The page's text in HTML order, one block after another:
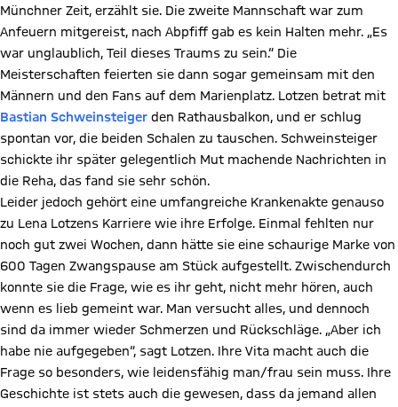
Münchner Zeit, erzählt sie. Die zweite Mannschaft war zum
Anfeuern mitgereist, nach Abpfiff gab es kein Halten mehr. „Es
war unglaublich, Teil dieses Traums zu sein.“ Die
Meisterschaften feierten sie dann sogar gemeinsam mit den
Männern und den Fans auf dem Marienplatz. Lotzen betrat mit
Bastian Schweinsteiger den Rathausbalkon, und er schlug
spontan vor, die beiden Schalen zu tauschen. Schweinsteiger
schickte ihr später gelegentlich Mut machende Nachrichten in
die Reha, das fand sie sehr schön.
Leider jedoch gehört eine umfangreiche Krankenakte genauso
zu Lena Lotzens Karriere wie ihre Erfolge. Einmal fehlten nur
noch gut zwei Wochen, dann hätte sie eine schaurige Marke von
600 Tagen Zwangspause am Stück aufgestellt. Zwischendurch
konnte sie die Frage, wie es ihr geht, nicht mehr hören, auch
wenn es lieb gemeint war. Man versucht alles, und dennoch
sind da immer wieder Schmerzen und Rückschläge. „Aber ich
habe nie aufgegeben“, sagt Lotzen. Ihre Vita macht auch die
Frage so besonders, wie leidensfähig man/frau sein muss. Ihre
Geschichte ist stets auch die gewesen, dass da jemand allen